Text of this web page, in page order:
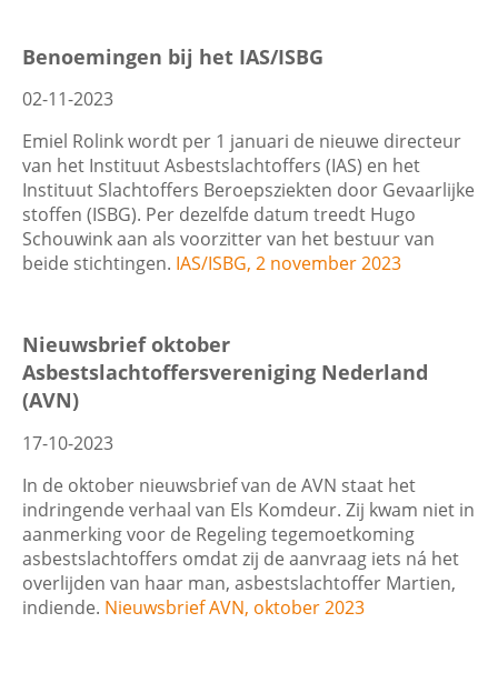
Benoemingen bij het IAS/ISBG
02-11-2023
Emiel Rolink wordt per 1 januari de nieuwe directeur
van het Instituut Asbestslachtoffers (IAS) en het
Instituut Slachtoffers Beroepsziekten door Gevaarlijke
stoffen (ISBG). Per dezelfde datum treedt Hugo
Schouwink aan als voorzitter van het bestuur van
beide stichtingen. IAS/ISBG, 2 november 2023
Nieuwsbrief oktober
Asbestslachtoffersvereniging Nederland
(AVN)
17-10-2023
In de oktober nieuwsbrief van de AVN staat het
indringende verhaal van Els Komdeur. Zij kwam niet in
aanmerking voor de Regeling tegemoetkoming
asbestslachtoffers omdat zij de aanvraag iets ná het
overlijden van haar man, asbestslachtoffer Martien,
indiende. Nieuwsbrief AVN, oktober 2023